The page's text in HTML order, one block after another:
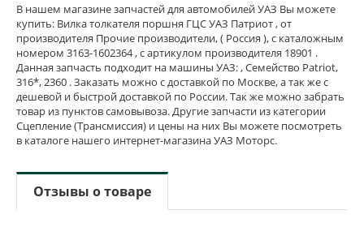
В нашем магазине запчастей для автомобилей УАЗ Вы можете
купить: Вилка толкателя поршня ГЦС УАЗ Патриот , от
производителя Прочие производители, ( Россия ), с каталожным
номером 3163-1602364 , с артикулом производителя 18901 .
Данная запчасть подходит на машины УАЗ: , Семейство Patriot,
316*, 2360 . Заказать можно с доставкой по Москве, а так же с
дешевой и быстрой доставкой по России. Так же можно забрать
товар из пунктов самовывоза. Другие запчасти из категории
Сцепление (Трансмиссия) и цены на них Вы можете посмотреть
в каталоге нашего интернет-магазина УАЗ Моторс.
Отзывы о товаре